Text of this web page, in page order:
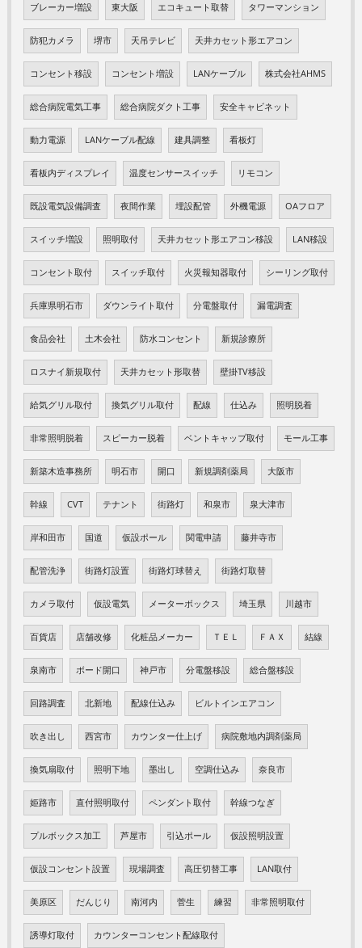
ブレーカー増設 東大阪 エコキュート取替 タワーマンション
防犯カメラ 堺市 天吊テレビ 天井カセット形エアコン
コンセント移設 コンセント増設 LANケーブル 株式会社AHMS
総合病院電気工事 総合病院ダクト工事 安全キャビネット
動力電源 LANケーブル配線 建具調整 看板灯
看板内ディスプレイ 温度センサースイッチ リモコン
既設電気設備調査 夜間作業 埋設配管 外機電源 OAフロア
スイッチ増設 照明取付 天井カセット形エアコン移設 LAN移設
コンセント取付 スイッチ取付 火災報知器取付 シーリング取付
兵庫県明石市 ダウンライト取付 分電盤取付 漏電調査
食品会社 土木会社 防水コンセント 新規診療所
ロスナイ新規取付 天井カセット形取替 壁掛TV移設
給気グリル取付 換気グリル取付 配線 仕込み 照明脱着
非常照明脱着 スピーカー脱着 ベントキャップ取付 モール工事
新築木造事務所 明石市 開口 新規調剤薬局 大阪市
幹線 CVT テナント 街路灯 和泉市 泉大津市
岸和田市 国道 仮設ポール 関電申請 藤井寺市
配管洗浄 街路灯設置 街路灯球替え 街路灯取替
カメラ取付 仮設電気 メーターボックス 埼玉県 川越市
百貨店 店舗改修 化粧品メーカー ＴＥＬ ＦＡＸ 結線
泉南市 ボード開口 神戸市 分電盤移設 総合盤移設
回路調査 北新地 配線仕込み ビルトインエアコン
吹き出し 西宮市 カウンター仕上げ 病院敷地内調剤薬局
換気扇取付 照明下地 墨出し 空調仕込み 奈良市
姫路市 直付照明取付 ペンダント取付 幹線つなぎ
プルボックス加工 芦屋市 引込ポール 仮設照明設置
仮設コンセント設置 現場調査 高圧切替工事 LAN取付
美原区 だんじり 南河内 菅生 練習 非常照明取付
誘導灯取付 カウンターコンセント配線取付